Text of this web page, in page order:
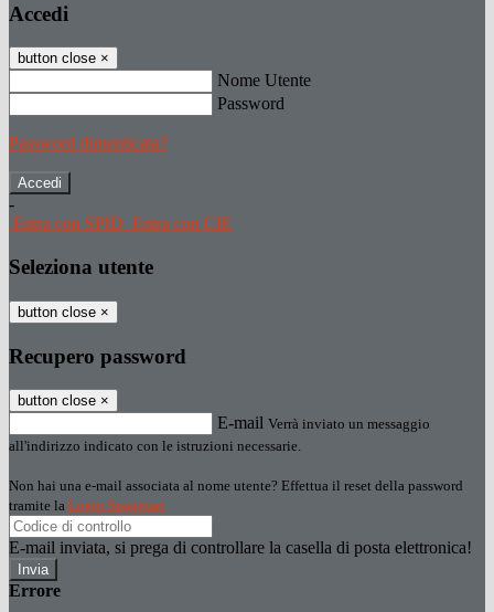
Accedi
button close ×
Nome Utente
Password
Password dimenticata?
-
Entra con SPID Entra con CIE
Seleziona utente
button close ×
Recupero password
button close ×
E-mail Verrà inviato un messaggio
all'indirizzo indicato con le istruzioni necessarie.
Non hai una e-mail associata al nome utente? Effettua il reset della password
tramite la Login Spaggiari
E-mail inviata, si prega di controllare la casella di posta elettronica!
Errore